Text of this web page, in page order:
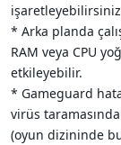
* Arka planda
RAM veya CPU
etkileyebilir.
* Gameguard
virüs
(oyun dizininde